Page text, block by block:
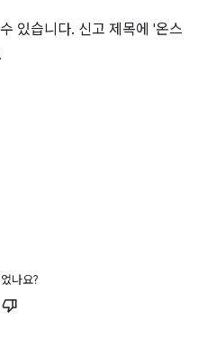
있습니다. 신고 제목에 '온스
나요?